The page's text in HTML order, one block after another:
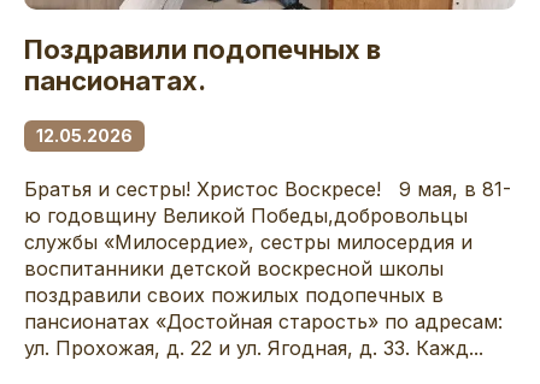
Поздравили подопечных в
пансионатах.
12.05.2026
Братья и сестры! Христос Воскресе! 9 мая, в 81-
ю годовщину Великой Победы,добровольцы
службы «Милосердие», сестры милосердия и
воспитанники детской воскресной школы
поздравили своих пожилых подопечных в
пансионатах «Достойная старость» по адресам:
ул. Прохожая, д. 22 и ул. Ягодная, д. 33. Кажд...